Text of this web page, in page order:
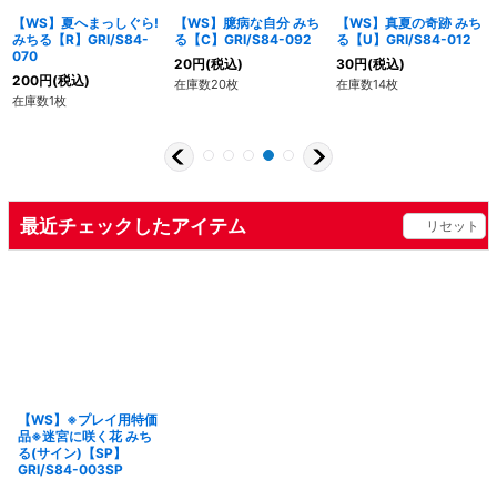
【WS】夏へまっしぐら!
みちる【R】GRI/S84-
070
200円(税込)
在庫数1枚
【WS】臆病な自分 みち
る【C】GRI/S84-092
20円(税込)
在庫数20枚
【WS】真夏の奇跡 みち
る【U】GRI/S84-012
30円(税込)
在庫数14枚
最近チェックしたアイテム リセット
【WS】※プレイ用特価
品※迷宮に咲く花 みち
る(サイン)【SP】
GRI/S84-003SP